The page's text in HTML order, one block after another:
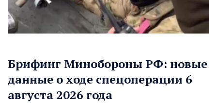
Брифинг Минобороны РФ: новые
данные о ходе спецоперации 6
августа 2026 года